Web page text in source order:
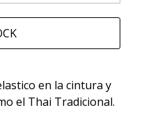
en la cintura y
el Thai Tradicional.